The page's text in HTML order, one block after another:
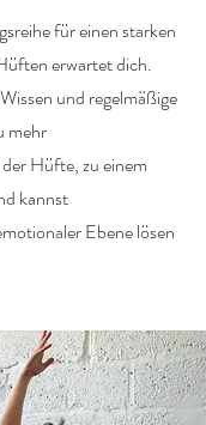
für einen starken
erwartet dich.
und regelmäßige
mehr
Hüfte, zu einem
kannst
Ebene lösen